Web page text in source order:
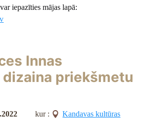
iepazīties mājas lapā:
Innas
dizaina priekšmetu
kur :
Kandavas kultūras